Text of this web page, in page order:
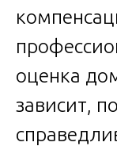
оценка
зависит,